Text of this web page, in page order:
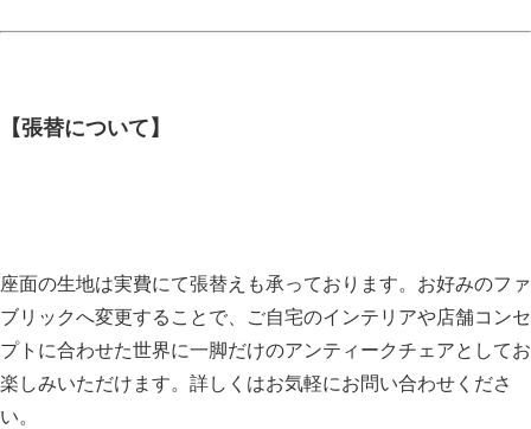
【張替について】
座面の生地は実費にて張替えも承っております。お好みのファ
ブリックへ変更することで、ご自宅のインテリアや店舗コンセ
プトに合わせた世界に一脚だけのアンティークチェアとしてお
楽しみいただけます。詳しくはお気軽にお問い合わせくださ
い。